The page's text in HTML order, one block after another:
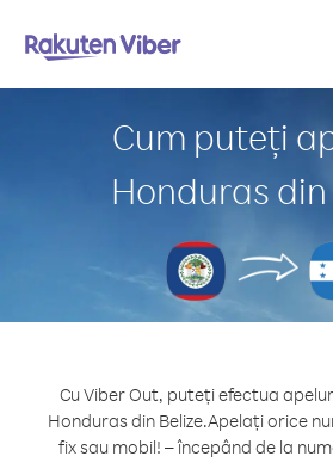
Cum puteți
Honduras din
Cu Viber Out, puteți efectua
Honduras din Belize.Apelați orice
fix sau mobil! – începând de la